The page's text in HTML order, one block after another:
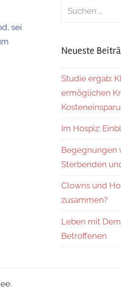
sei
Suchen
Neueste
Studie ergab:
ermöglichen
Im Hospiz:
Begegnungen
Sterbenden
Clowns und
zusammen?
Leben mit
Betroffenen